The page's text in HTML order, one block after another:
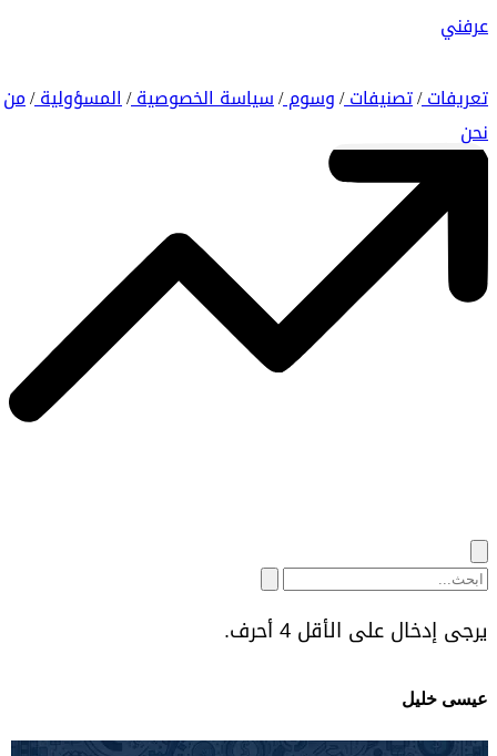
عرفني
تعريفات/ تصنيفات/ وسوم/ سياسة الخصوصية/ المسؤولية/ من
نحن
يرجى إدخال على الأقل 4 أحرف.
عيسى خليل